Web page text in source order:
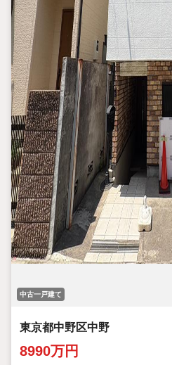
中古一戸建て
東京都中野区中野
8990万円